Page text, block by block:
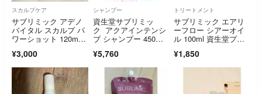
スカルプケア
サブリミック アデノ
バイタル スカルプ パ
ワーショット 120m
¥3,000
シャンプー
資生堂サブリミッ
ク アクアインテンシ
ブ シャンプー 450m
50g 詰替用
¥5,760
トリートメント
サブリミック エアリ
ーフロー シアーオイ
ル 100ml 資生堂プロ
¥1,850